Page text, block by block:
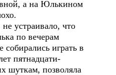
а на Юлькином
устраивало, что
по вечерам
собирались играть в
пятнадцати-
шуткам, позволяла